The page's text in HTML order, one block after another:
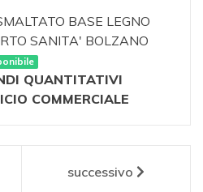
BASE LEGNO
SANITA' BOLZANO
QUANTITATIVI
COMMERCIALE
successivo